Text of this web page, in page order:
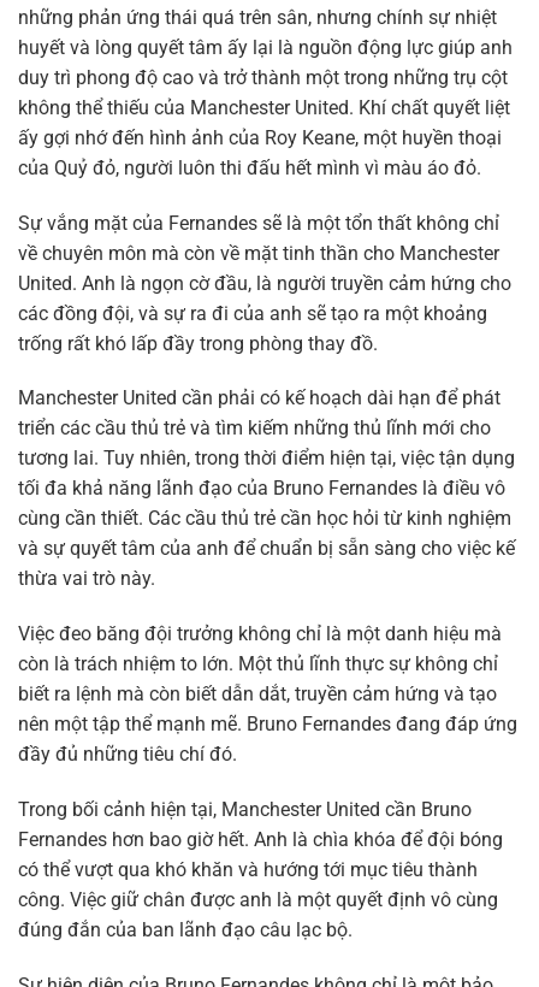
những phản ứng thái quá trên sân, nhưng chính sự nhiệt
huyết và lòng quyết tâm ấy lại là nguồn động lực giúp anh
duy trì phong độ cao và trở thành một trong những trụ cột
không thể thiếu của Manchester United. Khí chất quyết liệt
ấy gợi nhớ đến hình ảnh của Roy Keane, một huyền thoại
của Quỷ đỏ, người luôn thi đấu hết mình vì màu áo đỏ.
Sự vắng mặt của Fernandes sẽ là một tổn thất không chỉ
về chuyên môn mà còn về mặt tinh thần cho Manchester
United. Anh là ngọn cờ đầu, là người truyền cảm hứng cho
các đồng đội, và sự ra đi của anh sẽ tạo ra một khoảng
trống rất khó lấp đầy trong phòng thay đồ.
Manchester United cần phải có kế hoạch dài hạn để phát
triển các cầu thủ trẻ và tìm kiếm những thủ lĩnh mới cho
tương lai. Tuy nhiên, trong thời điểm hiện tại, việc tận dụng
tối đa khả năng lãnh đạo của Bruno Fernandes là điều vô
cùng cần thiết. Các cầu thủ trẻ cần học hỏi từ kinh nghiệm
và sự quyết tâm của anh để chuẩn bị sẵn sàng cho việc kế
thừa vai trò này.
Việc đeo băng đội trưởng không chỉ là một danh hiệu mà
còn là trách nhiệm to lớn. Một thủ lĩnh thực sự không chỉ
biết ra lệnh mà còn biết dẫn dắt, truyền cảm hứng và tạo
nên một tập thể mạnh mẽ. Bruno Fernandes đang đáp ứng
đầy đủ những tiêu chí đó.
Trong bối cảnh hiện tại, Manchester United cần Bruno
Fernandes hơn bao giờ hết. Anh là chìa khóa để đội bóng
có thể vượt qua khó khăn và hướng tới mục tiêu thành
công. Việc giữ chân được anh là một quyết định vô cùng
đúng đắn của ban lãnh đạo câu lạc bộ.